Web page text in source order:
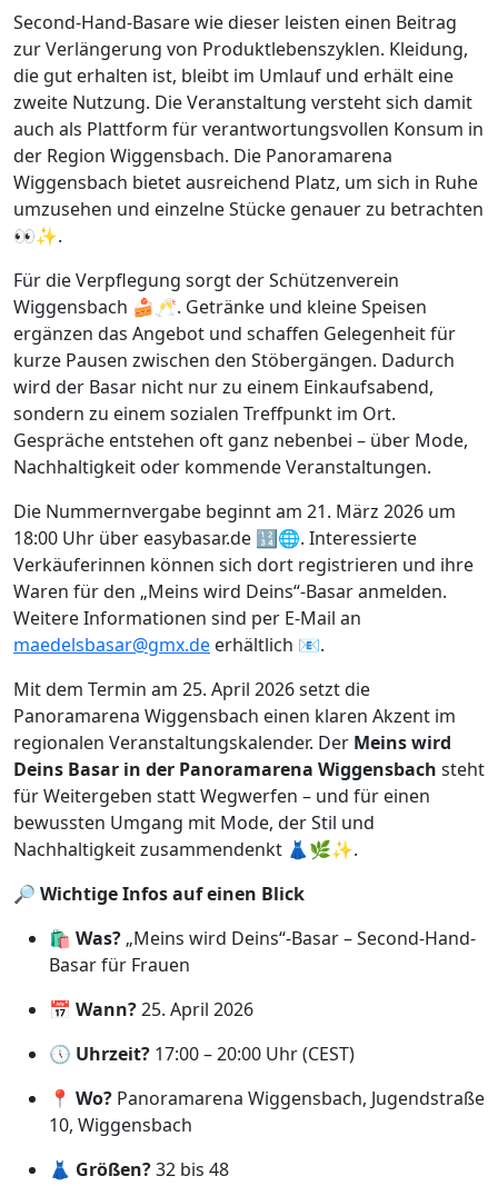
Second-Hand-Basare wie dieser leisten einen Beitrag
zur Verlängerung von Produktlebenszyklen. Kleidung,
die gut erhalten ist, bleibt im Umlauf und erhält eine
zweite Nutzung. Die Veranstaltung versteht sich damit
auch als Plattform für verantwortungsvollen Konsum in
der Region Wiggensbach. Die Panoramarena
Wiggensbach bietet ausreichend Platz, um sich in Ruhe
umzusehen und einzelne Stücke genauer zu betrachten
👀✨.
Für die Verpflegung sorgt der Schützenverein
Wiggensbach 🍰🥂. Getränke und kleine Speisen
ergänzen das Angebot und schaffen Gelegenheit für
kurze Pausen zwischen den Stöbergängen. Dadurch
wird der Basar nicht nur zu einem Einkaufsabend,
sondern zu einem sozialen Treffpunkt im Ort.
Gespräche entstehen oft ganz nebenbei – über Mode,
Nachhaltigkeit oder kommende Veranstaltungen.
Die Nummernvergabe beginnt am 21. März 2026 um
18:00 Uhr über easybasar.de 🔢🌐. Interessierte
Verkäuferinnen können sich dort registrieren und ihre
Waren für den „Meins wird Deins“-Basar anmelden.
Weitere Informationen sind per E-Mail an
maedelsbasar@gmx.de erhältlich 📧.
Mit dem Termin am 25. April 2026 setzt die
Panoramarena Wiggensbach einen klaren Akzent im
regionalen Veranstaltungskalender. Der Meins wird
Deins Basar in der Panoramarena Wiggensbach steht
für Weitergeben statt Wegwerfen – und für einen
bewussten Umgang mit Mode, der Stil und
Nachhaltigkeit zusammendenkt 👗🌿✨.
🔎 Wichtige Infos auf einen Blick
🛍️ Was?„Meins wird Deins“-Basar – Second-Hand-
Basar für Frauen
📅 Wann?25. April 2026
🕔 Uhrzeit? 17:00 – 20:00 Uhr (CEST)
📍 Wo? Panoramarena Wiggensbach, Jugendstraße
10, Wiggensbach
👗 Größen?32 bis 48